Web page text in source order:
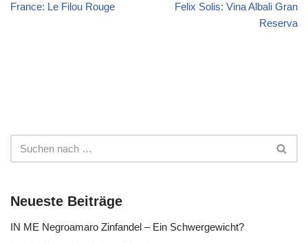
France: Le Filou Rouge
Felix Solis: Vina Albali Gran
Reserva
Neueste Beiträge
IN ME Negroamaro Zinfandel – Ein Schwergewicht?